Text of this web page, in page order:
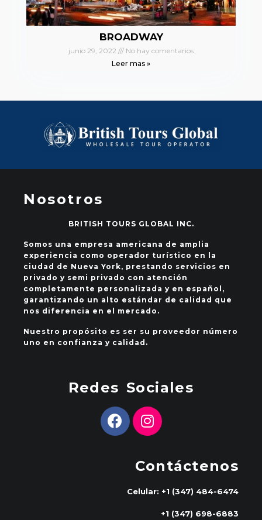
BROADWAY
junio 29, 2022
No hay comentarios
Leer mas »
Nosotros
BRITISH TOURS GLOBAL INC.
Somos una empresa americana de amplia
experiencia como operador turístico en la
ciudad de Nueva York, prestando servicios en
privado y semi privado con atención
completamente personalizada y en español,
garantizando un alto estándar de calidad que
nos diferencia en el mercado.
Nuestro propósito es ser su proveedor número
uno en confianza y calidad.
Redes Sociales
Contáctenos
Celular: +1 (347) 484-6474
+1 (347) 698-6883